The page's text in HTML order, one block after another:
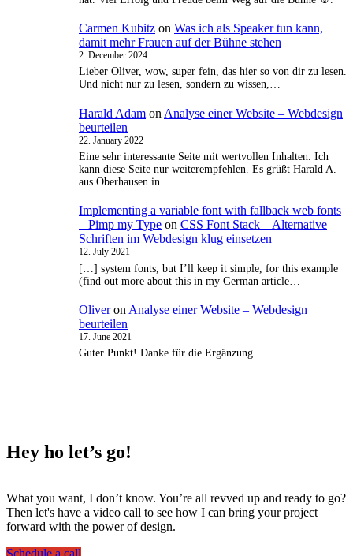
Carmen Kubitz on Was ich als Speaker tun kann,
damit mehr Frauen auf der Bühne stehen
2. December 2024
Lieber Oliver, wow, super fein, das hier so von dir zu lesen.
Und nicht nur zu lesen, sondern zu wissen,…
Harald Adam on Analyse einer Website – Webdesign
beurteilen
22. January 2022
Eine sehr interessante Seite mit wertvollen Inhalten. Ich
kann diese Seite nur weiterempfehlen. Es grüßt Harald A.
aus Oberhausen in…
Implementing a variable font with fallback web fonts
– Pimp my Type on CSS Font Stack – Alternative
Schriften im Webdesign klug einsetzen
12. July 2021
[…] system fonts, but I’ll keep it simple, for this example
(find out more about this in my German article…
Oliveron Analyse einer Website – Webdesign
beurteilen
17. June 2021
Guter Punkt! Danke für die Ergänzung.
Hey ho let’s go!
What you want, I don’t know. You’re all revved up and ready to go?
Then let's have a video call to see how I can bring your project
forward with the power of design.
Schedule a call